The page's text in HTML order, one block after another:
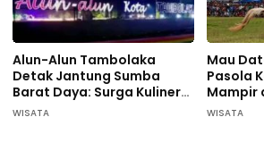
Alun-Alun Tambolaka
Detak Jantung Sumba
Barat Daya: Surga Kuliner
Pelaku UMKM
WISATA
Mau
Pasola
Mampir
ini…
WISATA